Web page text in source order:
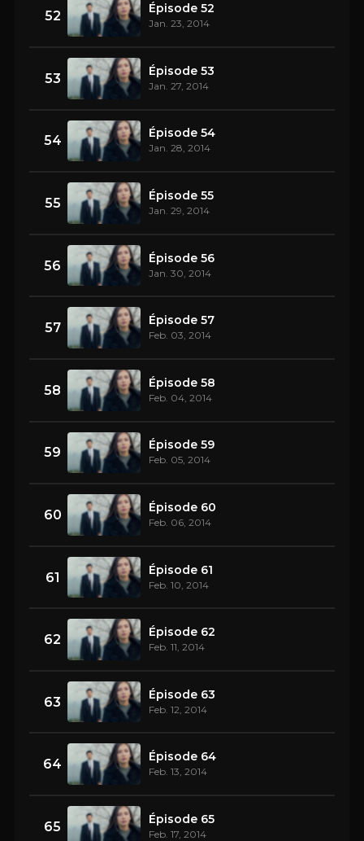
52 Épisode 52
Jan. 23, 2014
53 Épisode 53
Jan. 27, 2014
54 Épisode 54
Jan. 28, 2014
55 Épisode 55
Jan. 29, 2014
56 Épisode 56
Jan. 30, 2014
57 Épisode 57
Feb. 03, 2014
58 Épisode 58
Feb. 04, 2014
59 Épisode 59
Feb. 05, 2014
60 Épisode 60
Feb. 06, 2014
61 Épisode 61
Feb. 10, 2014
62 Épisode 62
Feb. 11, 2014
63 Épisode 63
Feb. 12, 2014
64 Épisode 64
Feb. 13, 2014
65 Épisode 65
Feb. 17, 2014